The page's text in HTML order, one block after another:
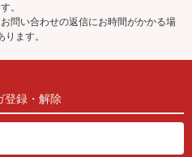
す。
問い合わせの返信にお時間がかかる場
ります。
登録・解除